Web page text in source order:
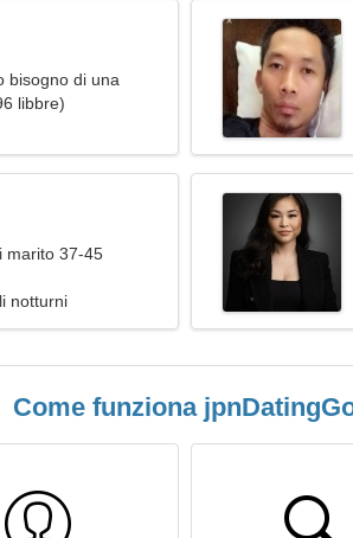
bisogno di una
libbre)
marito 37-45
notturni
Come funziona